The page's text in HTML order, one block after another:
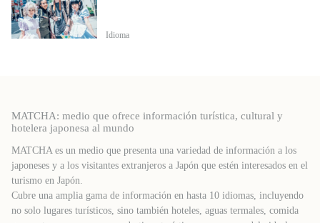
Idioma
MATCHA: medio que ofrece información turística, cultural y
hotelera japonesa al mundo
MATCHA es un medio que presenta una variedad de información a los
japoneses y a los visitantes extranjeros a Japón que estén interesados ​​en el
turismo en Japón.
Cubre una amplia gama de información en hasta 10 idiomas, incluyendo
no solo lugares turísticos, sino también hoteles, aguas termales, comida